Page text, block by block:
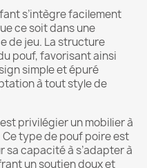
s’intègre facilement
ce soit dans une
de jeu. La structure
pouf, favorisant ainsi
simple et épuré
à tout style de
privilégier un mobilier à
type de pouf poire est
capacité à s’adapter à
un soutien doux et